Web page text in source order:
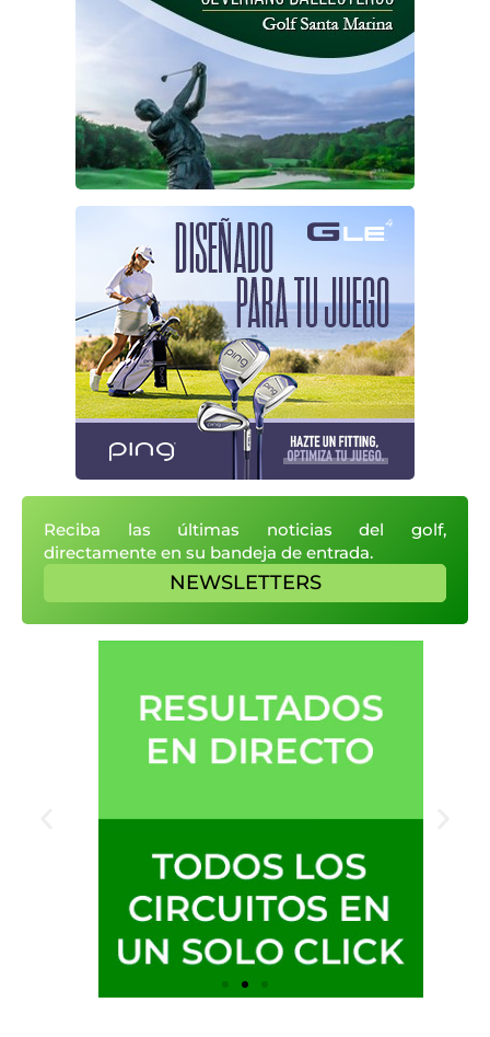
Reciba las últimas noticias del golf,
directamente en su bandeja de entrada.
NEWSLETTERS